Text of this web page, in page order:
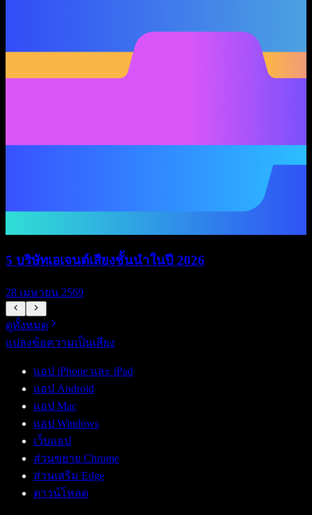
5 บริษัทเอเจนต์เสียงชั้นนำในปี 2026
28 เมษายน 2569
ดูทั้งหมด
แปลงข้อความเป็นเสียง
แอป iPhone และ iPad
แอป Android
แอป Mac
แอป Windows
เว็บแอป
ส่วนขยาย Chrome
ส่วนเสริม Edge
ดาวน์โหลด